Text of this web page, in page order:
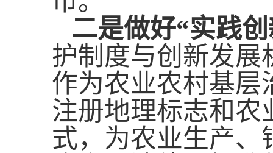
二是做好“实践
护制度与创新发展
作为农业农村基层
注册地理标志和农
式，为农业生产、